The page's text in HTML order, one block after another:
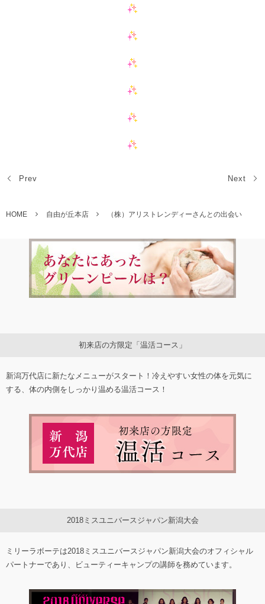
Prev Next
HOME 自由が丘本店 （株）アリストレンディーさんとの出会い
初来店の方限定「温活コース」
新潟万代店に新たなメニューがスタート！冷えやすい女性の体を元気に
する、体の内側をしっかり温める温活コース！
2018ミスユニバースジャパン新潟大会
ミリーラボーテは2018ミスユニバースジャパン新潟大会のオフィシャル
パートナーであり、ビューティーキャンプの講師を務めています。